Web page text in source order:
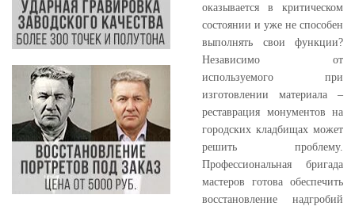
оказывается в критическом
состоянии и уже не способен
выполнять свои функции?
Независимо от
используемого при
изготовлении материала –
реставрация монументов на
городских кладбищах может
решить проблему.
Профессиональная бригада
мастеров готова обеспечить
восстановление надгробий